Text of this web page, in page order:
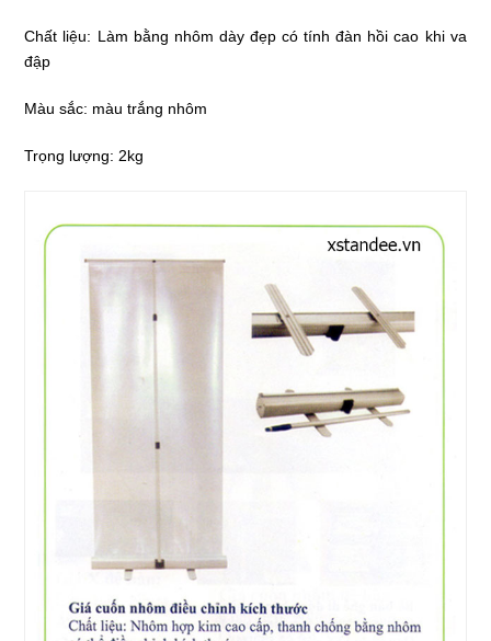
Chất liệu: Làm bằng nhôm dày đẹp có tính đàn hồi cao khi va
đập
Màu sắc: màu trắng nhôm
Trọng lượng: 2kg